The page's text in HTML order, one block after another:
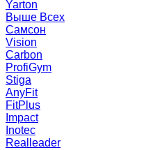
Yarton
Выше Всех
Самсон
Vision
Carbon
ProfiGym
Stiga
AnyFit
FitPlus
Impact
Inotec
Realleader